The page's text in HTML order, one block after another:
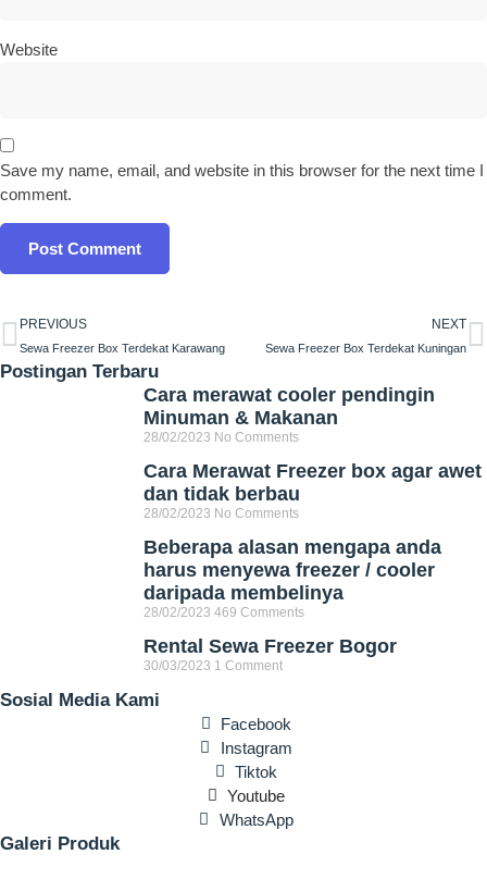
Website
Save my name, email, and website in this browser for the next time I
comment.
PREVIOUS
Sewa Freezer Box Terdekat Karawang
NEXT
Sewa Freezer Box Terdekat Kuningan
Postingan Terbaru
Cara merawat cooler pendingin
Minuman & Makanan
28/02/2023 No Comments
Cara Merawat Freezer box agar awet
dan tidak berbau
28/02/2023 No Comments
Beberapa alasan mengapa anda
harus menyewa freezer / cooler
daripada membelinya
28/02/2023 469 Comments
Rental Sewa Freezer Bogor
30/03/2023 1 Comment
Sosial Media Kami
Facebook
Instagram
Tiktok
Youtube
WhatsApp
Galeri Produk